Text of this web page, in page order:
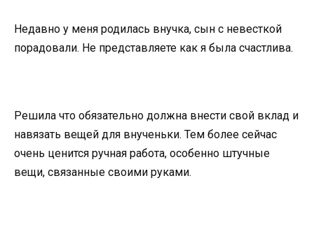
Недавно у меня родилась внучка, сын с невесткой
порадовали. Не представляете как я была счастлива.
Решила что обязательно должна внести свой вклад и
навязать вещей для внученьки. Тем более сейчас
очень ценится ручная работа, особенно штучные
вещи, связанные своими руками.